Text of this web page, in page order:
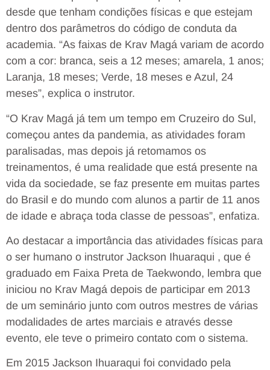
desde que tenham condições físicas e que estejam
dentro dos parâmetros do código de conduta da
academia. “As faixas de Krav Magá variam de acordo
com a cor: branca, seis a 12 meses; amarela, 1 anos;
Laranja, 18 meses; Verde, 18 meses e Azul, 24
meses”, explica o instrutor.
“O Krav Magá já tem um tempo em Cruzeiro do Sul,
começou antes da pandemia, as atividades foram
paralisadas, mas depois já retomamos os
treinamentos, é uma realidade que está presente na
vida da sociedade, se faz presente em muitas partes
do Brasil e do mundo com alunos a partir de 11 anos
de idade e abraça toda classe de pessoas”, enfatiza.
Ao destacar a importância das atividades físicas para
o ser humano o instrutor Jackson Ihuaraqui , que é
graduado em Faixa Preta de Taekwondo, lembra que
iniciou no Krav Magá depois de participar em 2013
de um seminário junto com outros mestres de várias
modalidades de artes marciais e através desse
evento, ele teve o primeiro contato com o sistema.
Em 2015 Jackson Ihuaraqui foi convidado pela